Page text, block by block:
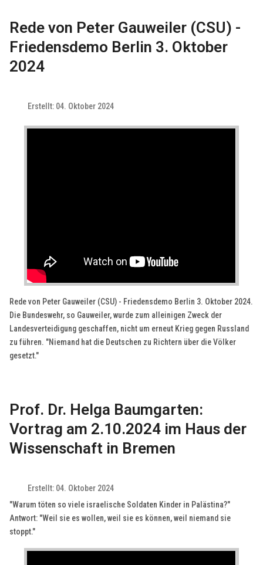
Rede von Peter Gauweiler (CSU) -
Friedensdemo Berlin 3. Oktober
2024
Erstellt: 04. Oktober 2024
Rede von Peter Gauweiler (CSU) - Friedensdemo Berlin 3. Oktober 2024.
Die Bundeswehr, so Gauweiler, wurde zum alleinigen Zweck der
Landesverteidigung geschaffen, nicht um erneut Krieg gegen Russland
zu führen. "Niemand hat die Deutschen zu Richtern über die Völker
gesetzt."
Prof. Dr. Helga Baumgarten:
Vortrag am 2.10.2024 im Haus der
Wissenschaft in Bremen
Erstellt: 04. Oktober 2024
"Warum töten so viele israelische Soldaten Kinder in Palästina?"
Antwort: "Weil sie es wollen, weil sie es können, weil niemand sie
stoppt."